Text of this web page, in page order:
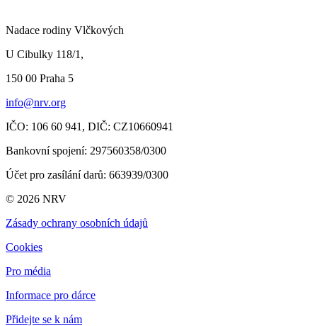
Nadace rodiny Vlčkových
U Cibulky 118/1,
150 00 Praha 5
info@nrv.org
IČO: 106 60 941, DIČ: CZ10660941
Bankovní spojení: 297560358/0300
Účet pro zasílání darů: 663939/0300
© 2026 NRV
Zásady ochrany osobních údajů
Cookies
Pro média
Informace pro dárce
Přidejte se k nám